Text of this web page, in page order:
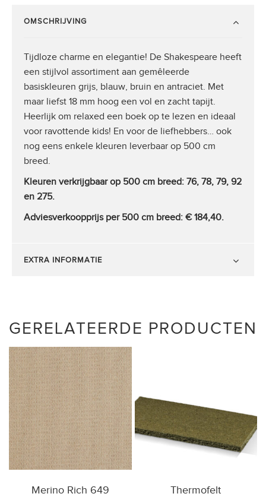
OMSCHRIJVING
Tijdloze charme en elegantie! De Shakespeare heeft
een stijlvol assortiment aan gemêleerde
basiskleuren grijs, blauw, bruin en antraciet. Met
maar liefst 18 mm hoog een vol en zacht tapijt.
Heerlijk om relaxed een boek op te lezen en ideaal
voor ravottende kids! En voor de liefhebbers… ook
nog eens enkele kleuren leverbaar op 500 cm
breed.
Kleuren verkrijgbaar op 500 cm breed: 76, 78, 79, 92
en 275.
Adviesverkoopprijs per 500 cm breed: € 184,40.
EXTRA INFORMATIE
GERELATEERDE PRODUCTEN
Merino Rich 649 Thermofelt